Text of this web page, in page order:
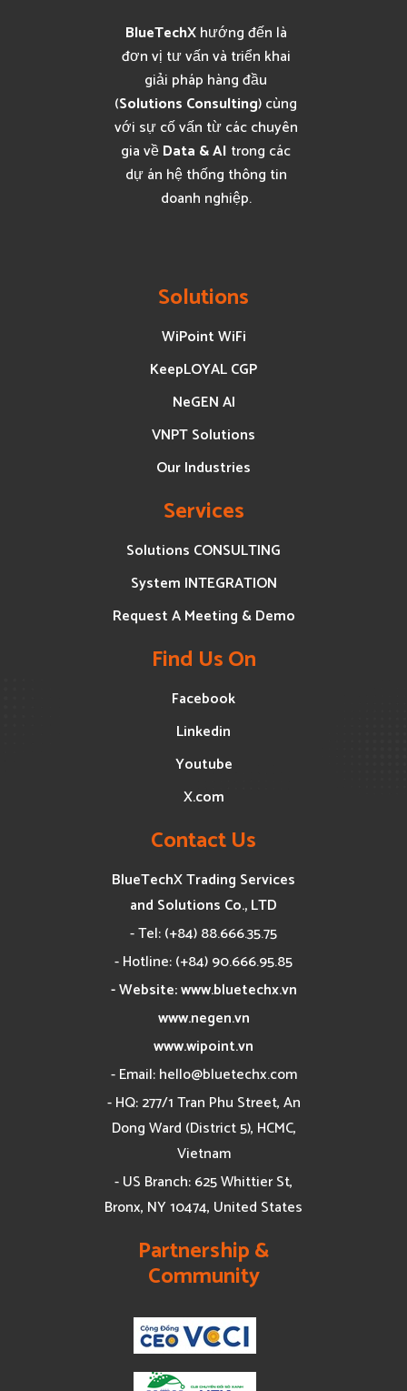
BlueTechXhướng đến là
đơn vị tư vấn và triển khai
giải pháp hàng đầu
(Solutions Consulting) cùng
với sự cố vấn từ các chuyên
gia vềData & AI trong các
dự án hệ thống thông tin
doanh nghiệp.
Solutions
WiPoint WiFi
KeepLOYAL CGP
NeGEN AI
VNPT Solutions
Our Industries
Services
Solutions CONSULTING
System INTEGRATION
Request A Meeting & Demo
Find Us On
Facebook
Linkedin
Youtube
X.com
Contact Us
BlueTechX Trading Services
and Solutions Co., LTD
- Tel: (+84) 88.666.35.75
- Hotline: (+84) 90.666.95.85
- Website: www.bluetechx.vn
www.negen.vn
www.wipoint.vn
- Email:hello@bluetechx.com
- HQ: 277/1 Tran Phu Street, An
Dong Ward (District 5), HCMC,
Vietnam
- US Branch: 625 Whittier St,
Bronx, NY 10474, United States
Partnership &
Community